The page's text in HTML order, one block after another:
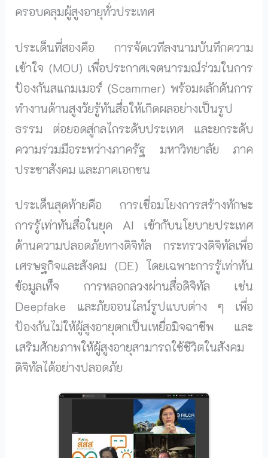
ครอบคลุมผู้สูงอายุทั่วประเทศ
ประเด็นที่สองคือ การจัดเวทีลงนามบันทึกความ
เข้าใจ (MOU) เพื่อประกาศเจตนารมณ์ร่วมในการ
ป้องกันสแกมเมอร์ (Scammer) พร้อมผลักดันการ
ทำงานด้านสูงวัยรู้ทันสื่อให้เกิดผลอย่างเป็นรูป
ธรรม ต่อยอดสู่กลไกระดับประเทศ และยกระดับ
ความร่วมมือระหว่างภาครัฐ มหาวิทยาลัย ภาค
ประชาสังคม และภาคเอกชน
ประเด็นสุดท้ายคือ การเชื่อมโยงการสร้างทักษะ
การรู้เท่าทันสื่อในยุค AI เข้ากับนโยบายประเทศ
ด้านความปลอดภัยทางดิจิทัล กระทรวงดิจิทัลเพื่อ
เศรษฐกิจและสังคม (DE) โดยเฉพาะการรู้เท่าทัน
ข้อมูลเท็จ การหลอกลวงผ่านสื่อดิจิทัล เช่น
Deepfake และภัยออนไลน์รูปแบบต่าง ๆ เพื่อ
ป้องกันไม่ให้ผู้สูงอายุตกเป็นเหยื่อมิจฉาชีพ และ
เสริมศักยภาพให้ผู้สูงอายุสามารถใช้ชีวิตในสังคม
ดิจิทัลได้อย่างปลอดภัย